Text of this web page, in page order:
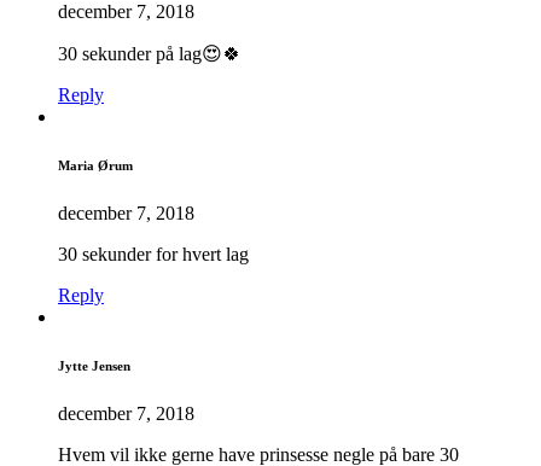
december 7, 2018
30 sekunder på lag😍🍀
Reply
Maria Ørum
december 7, 2018
30 sekunder for hvert lag
Reply
Jytte Jensen
december 7, 2018
Hvem vil ikke gerne have prinsesse negle på bare 30